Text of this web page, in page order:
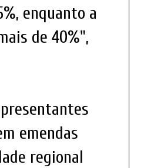
enquanto a
de 40%",
emendas
regional